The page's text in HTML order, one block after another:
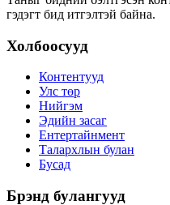
гэдэгт бид итгэлтэй байна.
Холбоосууд
Контентууд
Улс төр
Нийгэм
Эдийн засаг
Ентертайнмент
Талархлын булан
Бусад
Брэнд булангууд